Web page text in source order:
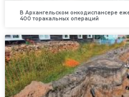
В Архангельском онкодиспансере
400 торакальных операций